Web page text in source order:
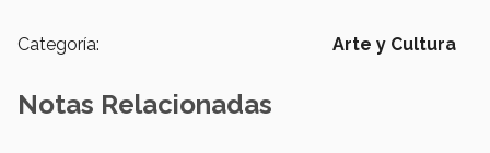
Categoría: Arte y Cultura
Notas Relacionadas